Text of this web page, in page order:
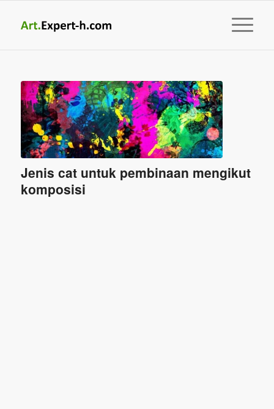
Jenis cat untuk pembinaan mengikut
komposisi